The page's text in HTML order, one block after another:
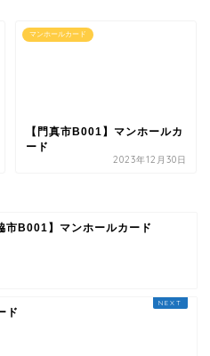
マンホールカード
【門真市B001】マンホールカ
ード
2023年12月30日
市B001】マンホールカード
ド